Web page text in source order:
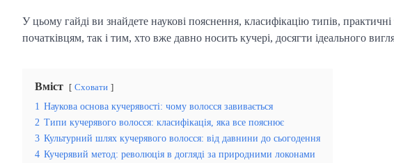
У цьому гайді ви знайдете наукові пояснення, класифікацію типів,
початківцям, так і тим, хто вже давно носить кучері, досягти ідеального
Вміст Сховати
1 Наукова основа кучерявості: чому волосся завивається
2 Типи кучерявого волосся: класифікація, яка все пояснює
3 Культурний шлях кучерявого волосся: від давнини до сьогодення
4 Кучерявий метод: революція в догляді за природними локонами